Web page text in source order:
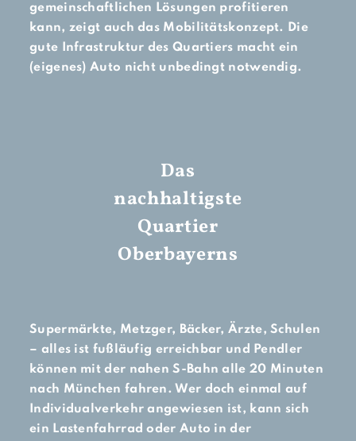
gemeinschaftlichen Lösungen profitieren
kann, zeigt auch das Mobilitätskonzept. Die
gute Infrastruktur des Quartiers macht ein
(eigenes) Auto nicht unbedingt notwendig.
Das
nachhaltigste
Quartier
Oberbayerns
Supermärkte, Metzger, Bäcker, Ärzte, Schulen
– alles ist fußläufig erreichbar und Pendler
können mit der nahen S-Bahn alle 20 Minuten
nach München fahren. Wer doch einmal auf
Individualverkehr angewiesen ist, kann sich
ein Lastenfahrrad oder Auto in der